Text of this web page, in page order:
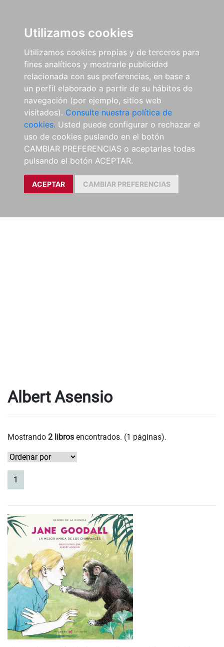
Utilizamos cookies
Utilizamos cookies propias y de terceros para
fines analíticos y mostrarle publicidad
relacionada con sus preferencias, en base a
un perfil elaborado a partir de su hábitos de
navegación (por ejemplo, sitios web
visitados). Consulte nuestra política de
cookies. Usted puede configurar o rechazar el
uso de cookies puslando en el botón
CAMBIAR PREFERENCIAS o aceptarlas todas
pulsando el botón ACEPTAR.
ACEPTAR CAMBIAR PREFERENCIAS
Albert Asensio
Mostrando 2 libros encontrados. (1 páginas).
1